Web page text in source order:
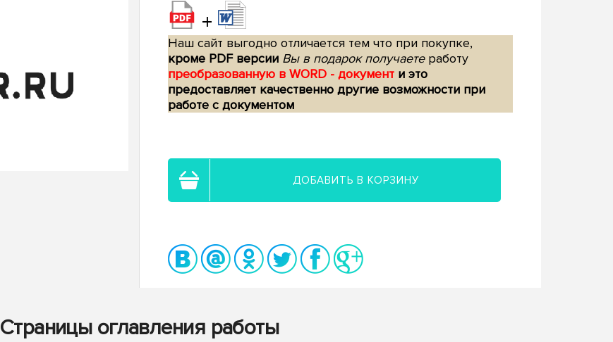
+
Наш сайт выгодно отличается тем что при покупке,
кроме PDF версии Вы в подарок получаетеработу
преобразованную в WORD - документ и это
предоставляет качественно другие возможности при
работе с документом
ДОБАВИТЬ В КОРЗИНУ
Страницы оглавления работы